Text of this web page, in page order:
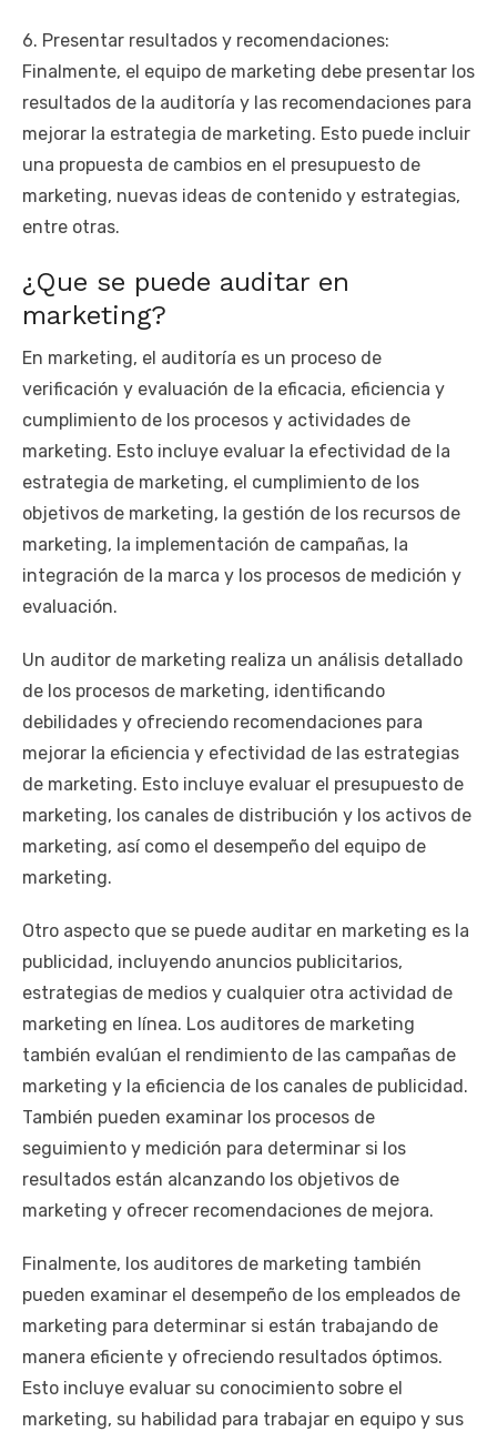
6. Presentar resultados y recomendaciones:
Finalmente, el equipo de marketing debe presentar los
resultados de la auditoría y las recomendaciones para
mejorar la estrategia de marketing. Esto puede incluir
una propuesta de cambios en el presupuesto de
marketing, nuevas ideas de contenido y estrategias,
entre otras.
¿Que se puede auditar en
marketing?
En marketing, el auditoría es un proceso de
verificación y evaluación de la eficacia, eficiencia y
cumplimiento de los procesos y actividades de
marketing. Esto incluye evaluar la efectividad de la
estrategia de marketing, el cumplimiento de los
objetivos de marketing, la gestión de los recursos de
marketing, la implementación de campañas, la
integración de la marca y los procesos de medición y
evaluación.
Un auditor de marketing realiza un análisis detallado
de los procesos de marketing, identificando
debilidades y ofreciendo recomendaciones para
mejorar la eficiencia y efectividad de las estrategias
de marketing. Esto incluye evaluar el presupuesto de
marketing, los canales de distribución y los activos de
marketing, así como el desempeño del equipo de
marketing.
Otro aspecto que se puede auditar en marketing es la
publicidad, incluyendo anuncios publicitarios,
estrategias de medios y cualquier otra actividad de
marketing en línea. Los auditores de marketing
también evalúan el rendimiento de las campañas de
marketing y la eficiencia de los canales de publicidad.
También pueden examinar los procesos de
seguimiento y medición para determinar si los
resultados están alcanzando los objetivos de
marketing y ofrecer recomendaciones de mejora.
Finalmente, los auditores de marketing también
pueden examinar el desempeño de los empleados de
marketing para determinar si están trabajando de
manera eficiente y ofreciendo resultados óptimos.
Esto incluye evaluar su conocimiento sobre el
marketing, su habilidad para trabajar en equipo y sus